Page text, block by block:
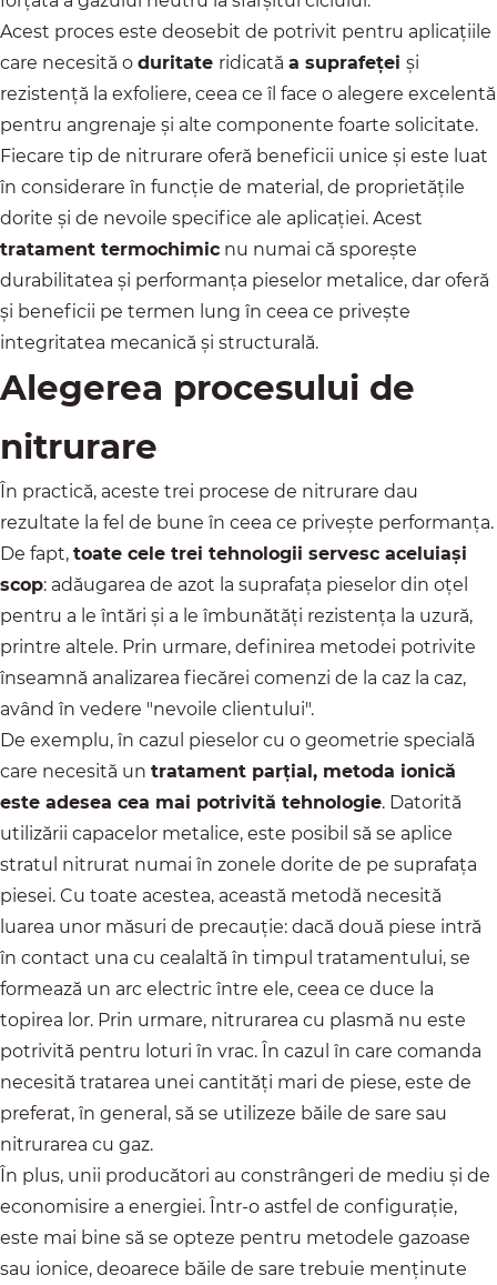
Acest proces este deosebit de potrivit pentru aplicațiile
care necesită o duritate ridicată a suprafeței și
rezistență la exfoliere, ceea ce îl face o alegere excelentă
pentru angrenaje și alte componente foarte solicitate.
Fiecare tip de nitrurare oferă beneficii unice și este luat
în considerare în funcție de material, de proprietățile
dorite și de nevoile specifice ale aplicației. Acest
tratament termochimic nu numai că sporește
durabilitatea și performanța pieselor metalice, dar oferă
și beneficii pe termen lung în ceea ce privește
integritatea mecanică și structurală.
Alegerea procesului de
nitrurare
În practică, aceste trei procese de nitrurare dau
rezultate la fel de bune în ceea ce privește performanța.
De fapt, toate cele trei tehnologii servesc aceluiași
scop: adăugarea de azot la suprafața pieselor din oțel
pentru a le întări și a le îmbunătăți rezistența la uzură,
printre altele. Prin urmare, definirea metodei potrivite
înseamnă analizarea fiecărei comenzi de la caz la caz,
având în vedere "nevoile clientului".
De exemplu, în cazul pieselor cu o geometrie specială
care necesită un tratament parțial, metoda ionică
este adesea cea mai potrivită tehnologie. Datorită
utilizării capacelor metalice, este posibil să se aplice
stratul nitrurat numai în zonele dorite de pe suprafața
piesei. Cu toate acestea, această metodă necesită
luarea unor măsuri de precauție: dacă două piese intră
în contact una cu cealaltă în timpul tratamentului, se
formează un arc electric între ele, ceea ce duce la
topirea lor. Prin urmare, nitrurarea cu plasmă nu este
potrivită pentru loturi în vrac. În cazul în care comanda
necesită tratarea unei cantități mari de piese, este de
preferat, în general, să se utilizeze băile de sare sau
nitrurarea cu gaz.
În plus, unii producători au constrângeri de mediu și de
economisire a energiei. Într-o astfel de configurație,
este mai bine să se opteze pentru metodele gazoase
sau ionice, deoarece băile de sare trebuie menținute